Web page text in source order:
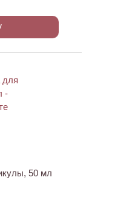
50 мл